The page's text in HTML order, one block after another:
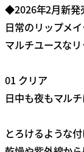
◆2026年2月新
日常のリップメ
マルチユースな
01 クリア
日中も夜もマル
とろけるような